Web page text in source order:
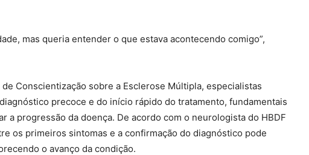
mas queria entender o que estava acontecendo comigo”,
Conscientização sobre a Esclerose Múltipla, especialistas
precoce e do início rápido do tratamento, fundamentais
a progressão da doença. De acordo com o neurologista do HBDF
os primeiros sintomas e a confirmação do diagnóstico pode
o avanço da condição.